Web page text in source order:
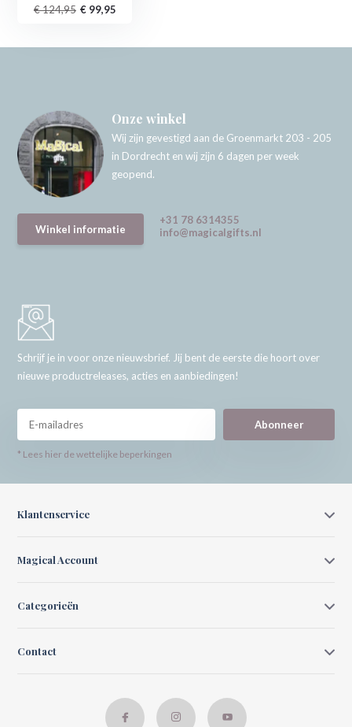
€ 124,95 € 99,95
Onze winkel
Wij zijn gevestigd aan de Groenmarkt 203 - 205
in Dordrecht en wij zijn 6 dagen per week
geopend.
Winkel informatie
+31 78 6314355
info@magicalgifts.nl
Schrijf je in voor onze nieuwsbrief. Jij bent de eerste die hoort over
nieuwe productreleases, acties en aanbiedingen!
Abonneer
* Lees hier de wettelijke beperkingen
Klantenservice
Magical Account
Categorieën
Contact